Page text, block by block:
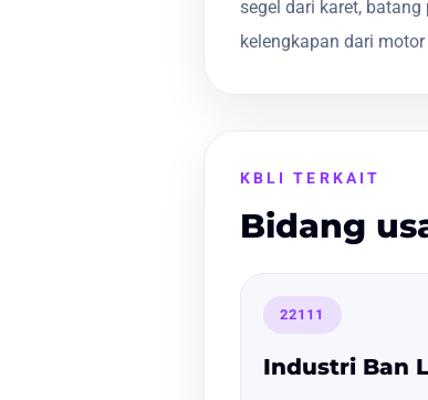
segel dari karet,
kelengkapan dari
KBLI TERKAIT
Bidang
22111
Industri Ban